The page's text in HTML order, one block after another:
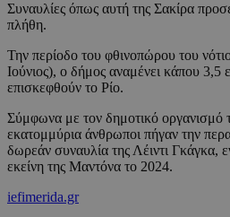
Συναυλίες όπως αυτή της Σακίρα
πλήθη.
Την περίοδο του φθινοπώρου του
Ιούνιος), ο δήμος αναμένει κάπου 3,5
επισκεφθούν το Ρίο.
Σύμφωνα με τον δημοτικό οργανισμό
εκατομμύρια άνθρωποι πήγαν την
δωρεάν συναυλία της Λέιντι Γκάγκα,
εκείνη της Μαντόνα το 2024.
iefimerida.gr